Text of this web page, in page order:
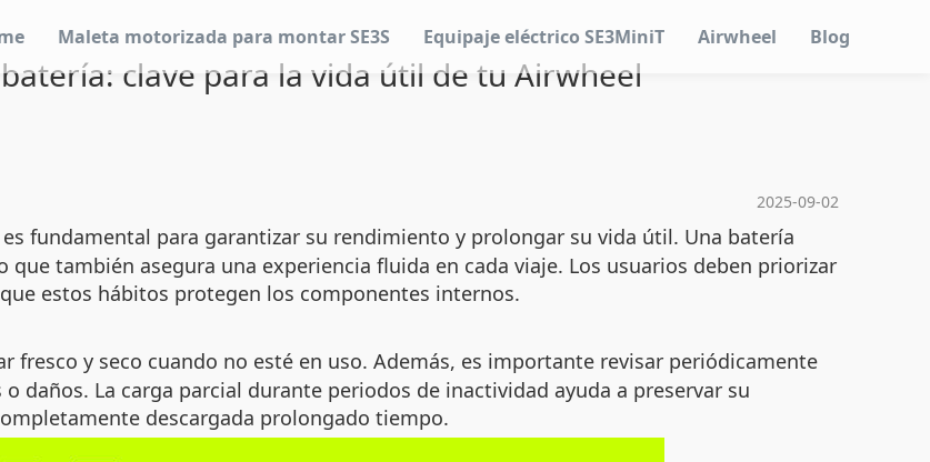
Maleta motorizada para montar SE3S Equipaje eléctrico SE3MiniT Airwheel Blog
clave para la vida útil de tu Airwheel
2025-09-02
es fundamental para garantizar su rendimiento y prolongar su vida útil. Una batería
también asegura una experiencia fluida en cada viaje. Los usuarios deben priorizar
estos hábitos protegen los componentes internos.
fresco y seco cuando no esté en uso. Además, es importante revisar periódicamente
daños. La carga parcial durante periodos de inactividad ayuda a preservar su
descargada prolongado tiempo.